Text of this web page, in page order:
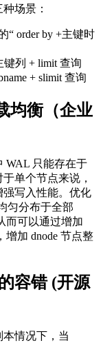
场景：
“ order by +主键时
键列 + limit 查询
+ slimit 查询
均衡（企业
WAL 只能存在于
单个节点来说，
写入性能。优化
匀分布于全部
而可以通过增加
增加 dnode 节点整
容错 (开源
情况下，当